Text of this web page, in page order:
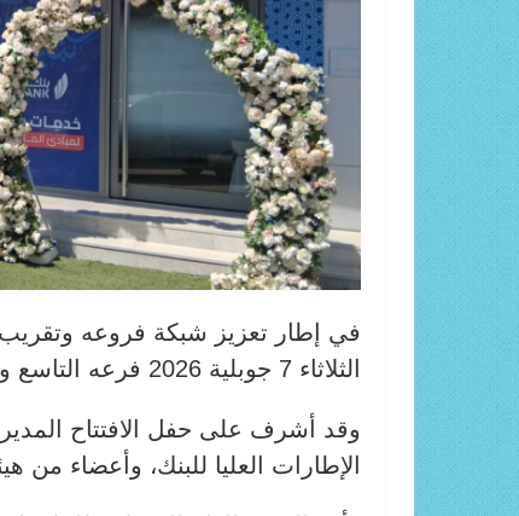
في إطار تعزيز شبكة فروعه وتقريب
الثلاثاء 7 جوبلية 2026 فرعه التاسع والخمسون (59) في منطقة النقرة بحي الانطلاقة .
وقد أشرف على حفل الافتتاح
الإطارات العليا للبنك، وأعضاء